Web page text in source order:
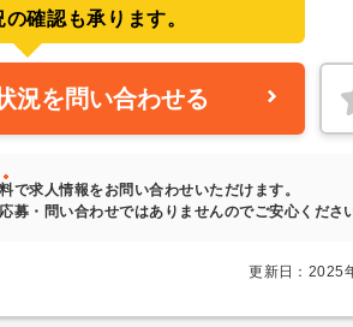
確認も承ります。
況を問い合わせる
で求人情報をお問い合わせいただけます。
募・問い合わせではありませんのでご安心くださ
更新日：2025